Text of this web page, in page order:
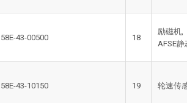
58E-43-00500 18
励磁机,
AFSE静
58E-43-10150 19 轮速传